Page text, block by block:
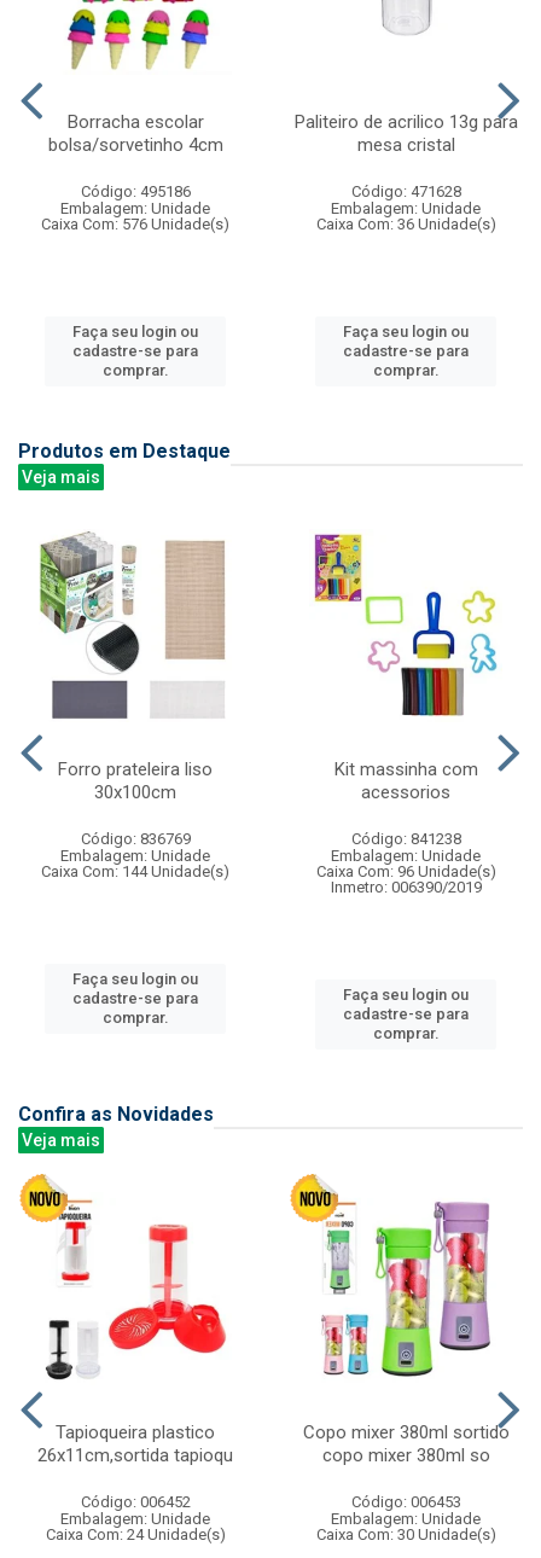
Borracha escolar
bolsa/sorvetinho 4cm
Código: 495186
Embalagem: Unidade
Caixa Com: 576 Unidade(s)
Faça seu login ou
cadastre-se para
comprar.
Paliteiro de acrilico 13g para
mesa cristal
Código: 471628
Embalagem: Unidade
Caixa Com: 36 Unidade(s)
Faça seu login ou
cadastre-se para
comprar.
Produtos em Destaque
Veja mais
Forro prateleira liso
30x100cm
Código: 836769
Embalagem: Unidade
Caixa Com: 144 Unidade(s)
Faça seu login ou
cadastre-se para
comprar.
Kit massinha com
acessorios
Código: 841238
Embalagem: Unidade
Caixa Com: 96 Unidade(s)
Inmetro: 006390/2019
Faça seu login ou
cadastre-se para
comprar.
Confira as Novidades
Veja mais
Tapioqueira plastico
26x11cm,sortida tapioqu
Código: 006452
Embalagem: Unidade
Caixa Com: 24 Unidade(s)
Copo mixer 380ml sortido
copo mixer 380ml so
Código: 006453
Embalagem: Unidade
Caixa Com: 30 Unidade(s)